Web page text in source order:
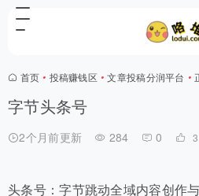
首页 • 投稿赚钱区 • 文章投稿分润平台 •
字节头条号
2个月前更新 284 0 3
头条号：字节跳动全域内容创作